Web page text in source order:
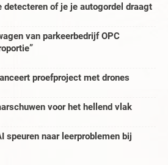
detecteren of je je autogordel draagt
van parkeerbedrijf OPC
proefproject met drones
voor het hellend vlak
speuren naar leerproblemen bij